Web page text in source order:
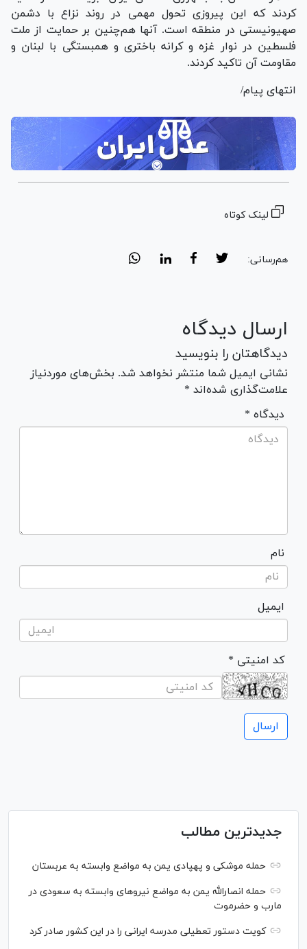
کردند که این پیروزی تحول مهمی در روند نزاع با دشمن
صهیونیستی در منطقه است. آنها هم‌چنین بر حمایت از ملت
فلسطین در نوار غزه و کرانه باختری و همبستگی با لبنان و
مقاومت آن تاکید کردند.
انتهای پیام/
لینک کوتاه
هم‌رسانی:
ارسال دیدگاه
دیدگاهتان را بنویسید
نشانی ایمیل شما منتشر نخواهد شد. بخش‌های موردنیاز
علامت‌گذاری شده‌اند *
* دیدگاه
نام
ایمیل
* کد امنیتی
جدیدترین مطالب
حمله موشکی و پهپادی یمن به مواضع وابسته به عربستان
حمله انصارالله یمن به مواضع نیرو‌های وابسته به سعودی در
مارب و حضرموت
کویت دستور تعطیلی مدرسه ایرانی را در این کشور صادر کرد